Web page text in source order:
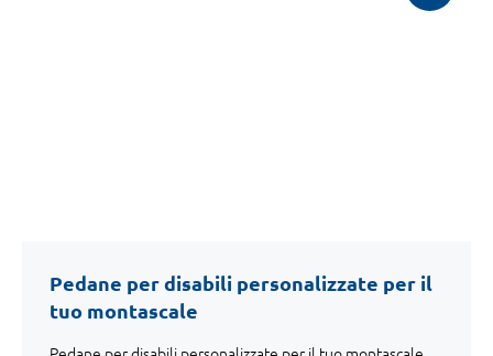
Pedane per disabili personalizzate per il
tuo montascale